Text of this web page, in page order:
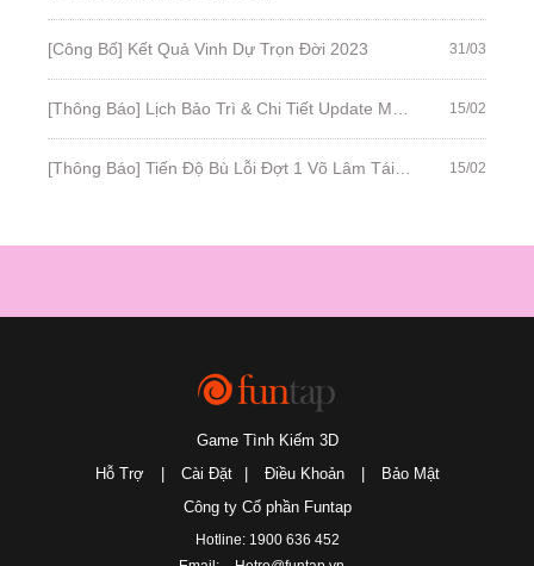
[Công Bố] Kết Quả Vinh Dự Trọn Đời 2023 31/03
15/02
15/02
Game Tình Kiếm 3D
Hỗ Trợ
Cài Đặt Điều Khoản
Bảo Mật
Công ty Cổ phần Funtap
Hotline: 1900 636 452